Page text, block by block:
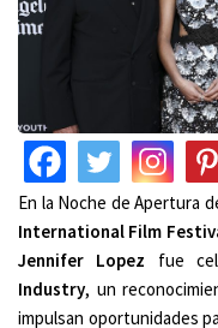
En la Noche de Apertura
International Film
Jennifer Lopez fue
Industry, un
impulsan oportunidades